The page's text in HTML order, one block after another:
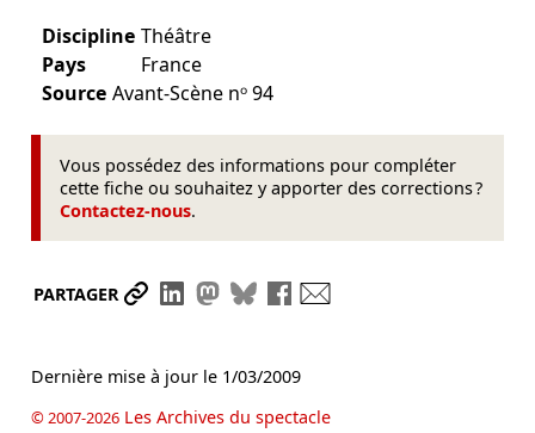
Discipline Théâtre
Pays
France
Source Avant-Scène nᵒ 94
Vous possédez des informations pour compléter
cette fiche ou souhaitez y apporter des corrections ?
Contactez-nous.
PARTAGER Partager le lien
Partager sur LinkedIn
Partager sur Mastodon
Partager sur Bluesky
Partager sur Facebook
Dernière mise à jour le 1/03/2009
© 2007-2026Les Archives du spectacle